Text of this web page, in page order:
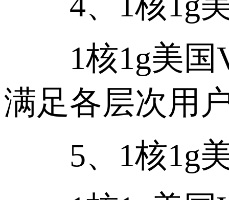
1核1g美国
满足各层次用
5、1核1g美